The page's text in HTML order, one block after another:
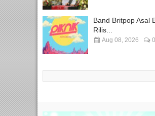
Band Britpop Asal
Rilis...
Aug 08, 2026 0